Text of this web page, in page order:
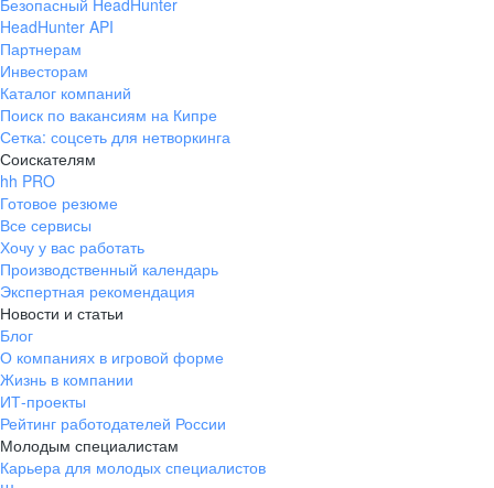
HeadHunter API
Партнерам
Инвесторам
Каталог компаний
Поиск по вакансиям на Кипре
Сетка: соцсеть для нетворкинга
Соискателям
hh PRO
Готовое резюме
Все сервисы
Хочу у вас работать
Производственный календарь
Экспертная рекомендация
Новости и статьи
Блог
О компаниях в игровой форме
Жизнь в компании
ИТ-проекты
Рейтинг работодателей России
Молодым специалистам
Карьера для молодых специалистов